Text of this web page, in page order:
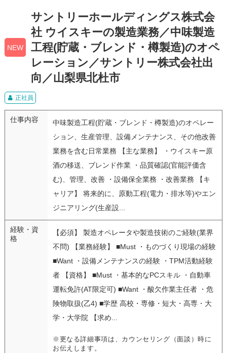
NEW
サントリーホールディングス株式会
社 ウイスキーの製造業務／中味製造
工程(貯蔵・ブレンド・樽製造)のオペ
レーション／サントリー株式会社出
向／山梨県北杜市
正社員
仕事内容
中味製造工程(貯蔵・ブレンド・樽製造)のオペレー
ション、生産管理、設備メンテナンス、その他改善
業務を含む日常業務 【主な業務】 ・ウイスキー原
酒の移送、ブレンド作業 ・品質確認(官能評価含
む)、管理、改善 ・設備保全業務 ・改善業務 【キ
ャリア】 将来的に、原動工程(電力・排水等)やエン
ジニアリング(生産設...
経験・資
格
【必須】 製造オペレータや製造技術のご経験(業界
不問) 【業務経験】 ■Must ・ものづくり現場の経験
■Want ・設備メンテナンスの経験 ・TPM活動経験
者 【資格】 ■Must ・基本的なPCスキル ・自動車
運転免許(AT限定可) ■Want ・酸欠作業主任者 ・危
険物取扱(乙4) ■学歴 高校・専修・短大・高専・大
学・大学院 【求め...
※更なる詳細事項は、カウンセリング（面談）時に
お伝えします。